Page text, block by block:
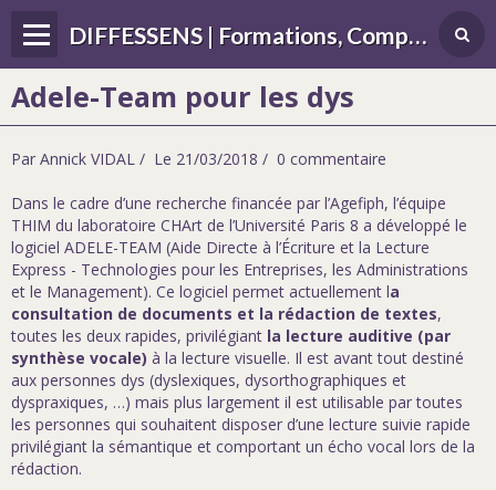
DIFFESSENS | Formations, Compétences, Différences, handicap, sensoriel
Adele-Team pour les dys
Par Annick VIDAL Le 21/03/2018 0 commentaire
Dans le cadre d’une recherche financée par l’Agefiph, l’équipe
THIM du laboratoire CHArt de l’Université Paris 8 a développé le
logiciel ADELE-TEAM (Aide Directe à l’Écriture et la Lecture
Express - Technologies pour les Entreprises, les Administrations
et le Management). Ce logiciel permet actuellement la
consultation de documents et la rédaction de textes,
toutes les deux rapides, privilégiant la lecture auditive (par
synthèse vocale) à la lecture visuelle. Il est avant tout destiné
aux personnes dys (dyslexiques, dysorthographiques et
dyspraxiques, …) mais plus largement il est utilisable par toutes
les personnes qui souhaitent disposer d’une lecture suivie rapide
privilégiant la sémantique et comportant un écho vocal lors de la
rédaction.